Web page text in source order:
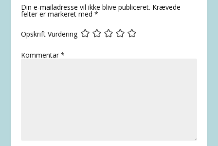
Din e-mailadresse vil ikke blive publiceret. Krævede
felter er markeret med *
Opskrift Vurdering
Kommentar*